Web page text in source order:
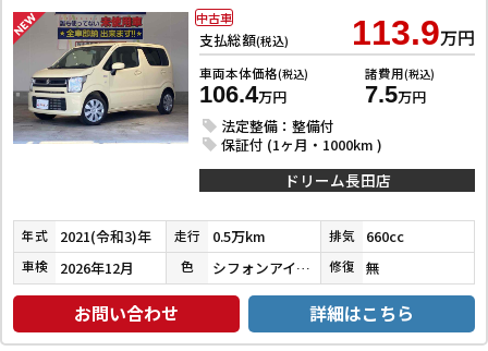
支払総額(税込) 113.9万円
車両本体価格(税込)
106.4万円
諸費用(税込)
7.5万円
法定整備：整備付
保証付 (1ヶ月・1000km )
中古車
ドリーム長田店
年式 2021(令和3)年 走行 0.5万km 排気 660cc
車検 2026年12月 色 シフォンアイボリーメタリック 修復 無
お問い合わせ 詳細はこちら